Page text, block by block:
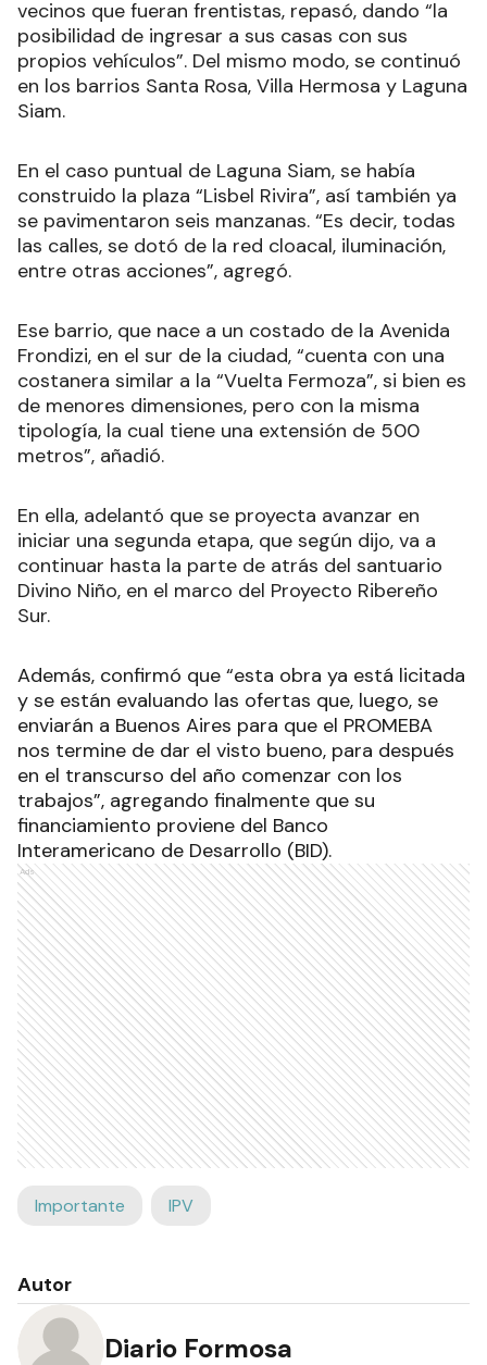
vecinos que fueran frentistas, repasó, dando “la
posibilidad de ingresar a sus casas con sus
propios vehículos”. Del mismo modo, se continuó
en los barrios Santa Rosa, Villa Hermosa y Laguna
Siam.
En el caso puntual de Laguna Siam, se había
construido la plaza “Lisbel Rivira”, así también ya
se pavimentaron seis manzanas. “Es decir, todas
las calles, se dotó de la red cloacal, iluminación,
entre otras acciones”, agregó.
Ese barrio, que nace a un costado de la Avenida
Frondizi, en el sur de la ciudad, “cuenta con una
costanera similar a la “Vuelta Fermoza”, si bien es
de menores dimensiones, pero con la misma
tipología, la cual tiene una extensión de 500
metros”, añadió.
En ella, adelantó que se proyecta avanzar en
iniciar una segunda etapa, que según dijo, va a
continuar hasta la parte de atrás del santuario
Divino Niño, en el marco del Proyecto Ribereño
Sur.
Además, confirmó que “esta obra ya está licitada
y se están evaluando las ofertas que, luego, se
enviarán a Buenos Aires para que el PROMEBA
nos termine de dar el visto bueno, para después
en el transcurso del año comenzar con los
trabajos”, agregando finalmente que su
financiamiento proviene del Banco
Interamericano de Desarrollo (BID).
Ads
Importante IPV
Autor
Diario Formosa